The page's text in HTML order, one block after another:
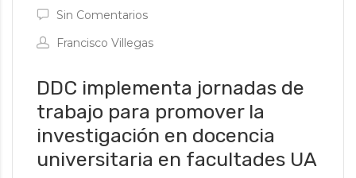
Sin Comentarios
Francisco Villegas
DDC implementa jornadas de
trabajo para promover la
investigación en docencia
universitaria en facultades UA